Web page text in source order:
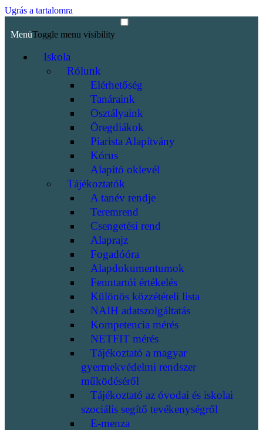
Ugrás a tartalomra
MenüToggle menu visibility
Iskola
Rólunk
Elérhetőség
Tanáraink
Osztályaink
Öregdiákok
Piarista Alapítvány
Kórus
Alapító oklevél
Tájékoztatók
A tanév rendje
Teremrend
Csengetési rend
Alaprajz
Fogadóóra
Alapdokumentumok
Fenntartói értékelés
Különös közzétételi lista
NAIH adatszolgáltatás
Kompetencia mérés
NETFIT mérés
Tájékoztató a magyar
gyermekvédelmi rendszer
működéséről
Tájékoztató az óvodai és iskolai
szociális segítő tevékenységről
E-menza